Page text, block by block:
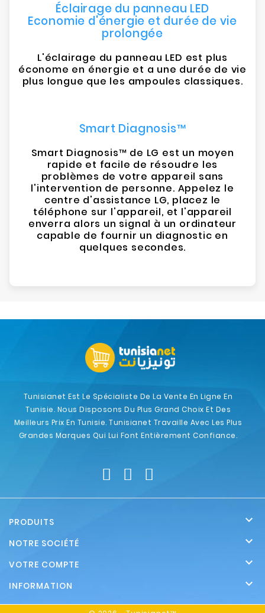
Éclairage du panneau LED
Economie d'énergie et durée de vie
prolongée
L'éclairage du panneau LED est plus
économe en énergie et a une durée de vie
plus longue que les ampoules classiques.
Smart Diagnosis™
Smart Diagnosis™ de LG est un moyen
rapide et facile de résoudre les
problèmes de votre appareil sans
l'intervention de personne. Appelez le
centre d'assistance LG, placez le
téléphone sur l'appareil, et l'appareil
enverra alors un signal à un ordinateur
capable de fournir un diagnostic en
quelques secondes.
Tunisianet Est Le Spécialiste De La Vente En Ligne En
Tunisie. Nous Disposons Du Plus Grand Choix Et Des
Meilleurs Prix En Tunisie. Tunisianet Travaille Avec Les Plus
Grandes Marques Qui Lui Font Entièrement Confiance.
PRODUITS 
NOTRE SOCIÉTÉ 
VOTRE COMPTE 
INFORMATION 